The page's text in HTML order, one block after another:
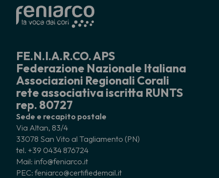
FE.N.I.A.R.CO. APS
Federazione Nazionale Italiana
Associazioni Regionali Corali
rete associativa iscritta RUNTS
rep. 80727
Sede e recapito postale
Via Altan, 83/4
33078 San Vito al Tagliamento (PN)
tel. +39 0434 876724
Mail: info@feniarco.it
PEC: feniarco@certifiedemail.it